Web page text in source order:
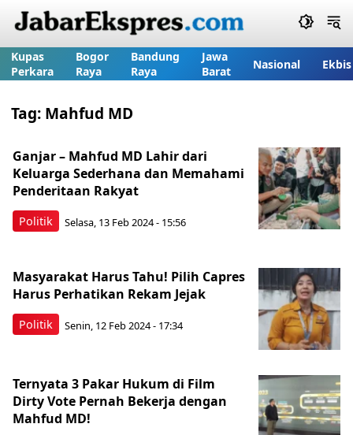
Kupas
Perkara
Bogor
Raya
Bandung
Raya
Jawa
Barat
Nasional Ekbis
Tag: Mahfud MD
Politik
Ganjar – Mahfud MD Lahir dari
Keluarga Sederhana dan Memahami
Penderitaan Rakyat
Selasa, 13 Feb 2024 - 15:56
Politik
Masyarakat Harus Tahu! Pilih Capres
Harus Perhatikan Rekam Jejak
Senin, 12 Feb 2024 - 17:34
Ternyata 3 Pakar Hukum di Film
Dirty Vote Pernah Bekerja dengan
Mahfud MD!